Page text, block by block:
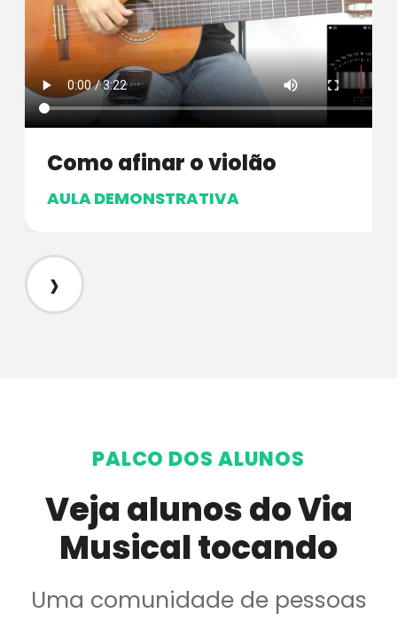
Como afinar o violão
AULA DEMONSTRATIVA
›
PALCO DOS ALUNOS
Veja alunos do Via
Musical tocando
Uma comunidade de pessoas